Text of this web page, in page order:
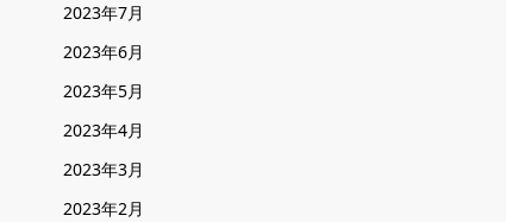
2023年7月
2023年6月
2023年5月
2023年4月
2023年3月
2023年2月